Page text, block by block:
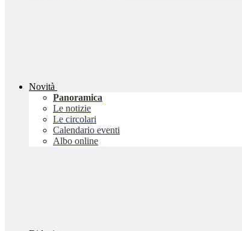
Novità
Panoramica
Le notizie
Le circolari
Calendario eventi
Albo online